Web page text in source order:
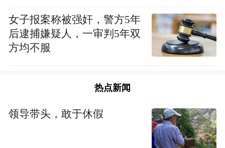
by the user of Dafeng Hao, which is a social media
platform and merely provides information storage
space services.”
女子报案称被强奸，警方5年
后逮捕嫌疑人，一审判5年双
方均不服
热点新闻
领导带头，敢于休假